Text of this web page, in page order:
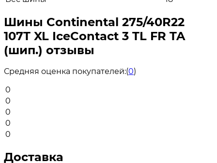
Шины Continental 275/40R22
107T XL IceContact 3 TL FR TA
(шип.) отзывы
Средняя оценка покупателей:(0)
0
0
0
0
0
Доставка